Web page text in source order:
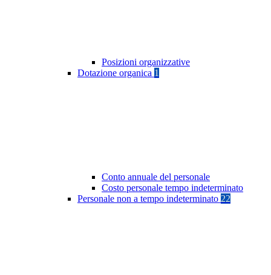
Posizioni organizzative
Dotazione organica 1
Conto annuale del personale
Costo personale tempo indeterminato
Personale non a tempo indeterminato 22